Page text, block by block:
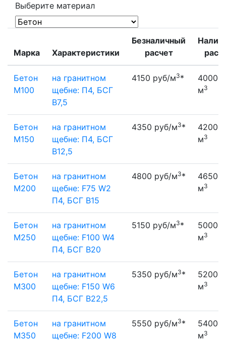
Выберите материал
Марка Характеристики
Безналичный
расчет
Бетон
М100
на гранитном
щебне: П4, БСГ
В7,5
4150 руб/м3*
4000
м3
Бетон
М150
на гранитном
щебне: П4, БСГ
В12,5
4350 руб/м3*
4200
м3
Бетон
М200
на гранитном
щебне: F75 W2
П4, БСГ В15
4800 руб/м3*
4650
м3
Бетон
М250
на гранитном
щебне: F100 W4
П4, БСГ В20
5150 руб/м3*
5000
м3
Бетон
М300
на гранитном
щебне: F150 W6
П4, БСГ В22,5
5350 руб/м3*
5200
м3
Бетон
М350
на гранитном
щебне: F200 W8
5550 руб/м3*
5400
м3